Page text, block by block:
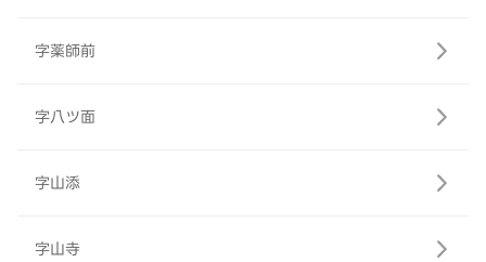
字薬師前
字八ツ面
字山添
字山寺